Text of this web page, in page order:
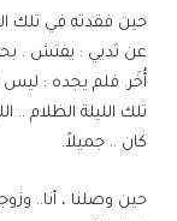
حين فقدته في تلك
عن ثديي : يفتش .
أُخَر. فلم يجده : ليس
تلك الليلة الظلام ..
كان .. جميلاً.
حين وصلنا ، أنا..